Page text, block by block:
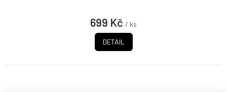
699 Kč / ks
DETAIL